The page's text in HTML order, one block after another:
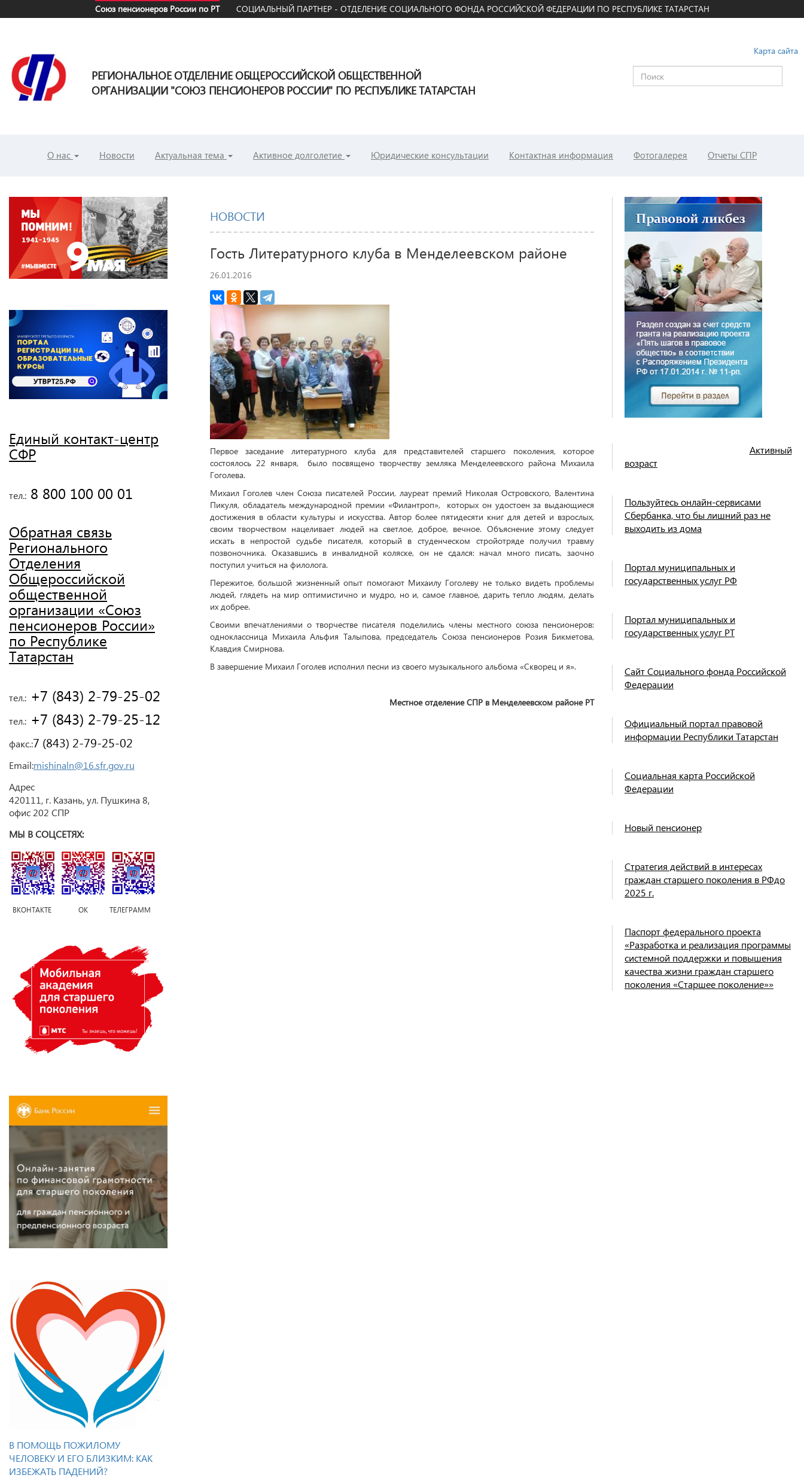
Союз пенсионеров России по РТ СОЦИАЛЬНЫЙ ПАРТНЕР - ОТДЕЛЕНИЕ СОЦИАЛЬНОГО ФОНДА РОССИЙСКОЙ ФЕДЕРАЦИИ ПО РЕСПУБЛИКЕ ТАТАРСТАН
РЕГИОНАЛЬНОЕ ОТДЕЛЕНИЕ ОБЩЕРОССИЙСКОЙ ОБЩЕСТВЕННОЙ
ОРГАНИЗАЦИИ "СОЮЗ ПЕНСИОНЕРОВ РОССИИ" ПО РЕСПУБЛИКЕ ТАТАРСТАН
Карта сайта
О нас Новости Актуальная тема Активное долголетие Юридические консультации Контактная информация Фотогалерея Отчеты СПР
НОВОСТИ
Гость Литературного клуба в Менделеевском районе
26.01.2016
Первое заседание литературного клуба для представителей старшего поколения, которое
состоялось 22 января, было посвящено творчеству земляка Менделеевского района Михаила
Гоголева.
Михаил Гоголев член Союза писателей России, лауреат премий Николая Островского, Валентина
Пикуля, обладатель международной премии «Филантроп», которых он удостоен за выдающиеся
достижения в области культуры и искусства. Автор более пятидесяти книг для детей и взрослых,
своим творчеством нацеливает людей на светлое, доброе, вечное. Объяснение этому следует
искать в непростой судьбе писателя, который в студенческом стройотряде получил травму
позвоночника. Оказавшись в инвалидной коляске, он не сдался: начал много писать, заочно
поступил учиться на филолога.
Пережитое, большой жизненный опыт помогают Михаилу Гоголеву не только видеть проблемы
людей, глядеть на мир оптимистично и мудро, но и, самое главное, дарить тепло людям, делать
их добрее.
Своими впечатлениями о творчестве писателя поделились члены местного союза пенсионеров:
одноклассница Михаила Альфия Талыпова, председатель Союза пенсионеров Розия Бикметова,
Клавдия Смирнова.
В завершение Михаил Гоголев исполнил песни из своего музыкального альбома «Скворец и я».
Местное отделение СПР в Менделеевском районе РТ
Единый контакт-центр
СФР
тел.: 8 800 100 00 01
Обратная связь
Регионального
Отделения
Общероссийской
общественной
организации «Союз
пенсионеров России»
по Республике
Татарстан
тел.: +7 (843) 2-79-25-02
тел.: +7 (843) 2-79-25-12
факс.:7 (843) 2-79-25-02
Email:mishinaln@16.sfr.gov.ru
Адрес
420111, г. Казань, ул. Пушкина 8,
офис 202 СПР
МЫ В СОЦСЕТЯХ:
ВКОНТАКТЕ ОК ТЕЛЕГРАММ
В ПОМОЩЬ ПОЖИЛОМУ
ЧЕЛОВЕКУ И ЕГО БЛИЗКИМ: КАК
ИЗБЕЖАТЬ ПАДЕНИЙ?
Активный
возраст
Пользуйтесь онлайн-сервисами
Сбербанка, что бы лишний раз не
выходить из дома
Портал муниципальных и
государственных услуг РФ
Портал муниципальных и
государственных услуг РТ
Сайт Социального фонда Российской
Федерации
Официальный портал правовой
информации Республики Татарстан
Социальная карта Российской
Федерации
Новый пенсионер
Стратегия действий в интересах
граждан старшего поколения в РФдо
2025 г.
Паспорт федерального проекта
«Разработка и реализация программы
системной поддержки и повышения
качества жизни граждан старшего
поколения «Старшее поколение»»